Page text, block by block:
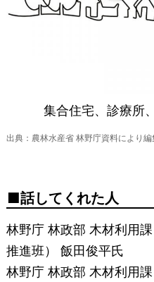
集合住宅、診療所
出典：農林水産省 林野庁資料により
話してくれた人
林野庁 林政部 木材利用
推進班） 飯田俊平氏
林野庁 林政部 木材利用